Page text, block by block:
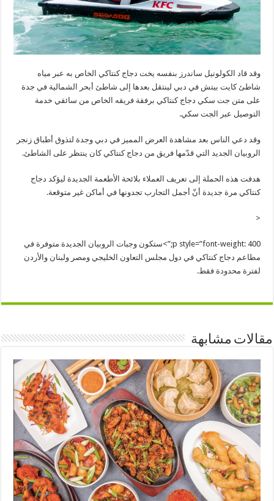
وقد قاد الكولونيل ساندرز بنفسه يخت دجاج كنتاكي الخاص به عبر مياه
شاطئ كايت بيتش في دبي لينتقل بعدها إلى شاطئ أبحر الشمالية في جدة
على متن جت سكي دجاج كنتاكي برفقة فريقه الخاص من سائقي خدمة
التوصيل عبر الجت سكي.
وقد دعي الناس بعد مشاهدة العرض المميز في دبي وجدة لتذوق أطباق زنجر
الروبيان الجديد التي قدّمها فريق من دجاج كنتاكي كان ينتظر على الشاطئ.
هدفت هذه الحملة إلى تعريف العملاء بلائحة الأطعمة الجديدة ليؤكد دجاج
كنتاكي مرة جديدة أنّ أجمل التجارب تجدونها في أماكن غير متوقعة.
<
p style=”font-weight: 400;”>ستكون وجبات الروبيان الجديدة متوفرة في
مطاعم دجاج كنتاكي في دول مجلس التعاون الخليجي ومصر ولبنان والأردن
لفترة محدودة فقط.
مقالات مشابهة